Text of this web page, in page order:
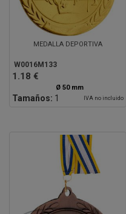
MEDALLA DEPORTIVA
W0016M133
1.18 €
Ø 50 mm
Tamaños: 1 IVA no incluido